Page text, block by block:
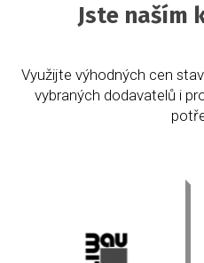
Jste naším
Využijte výhodných cen
vybraných dodavatelů i